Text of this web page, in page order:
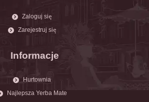
Zaloguj się
Zarejestruj się
Informacje
Hurtownia
Najlepsza Yerba Mate